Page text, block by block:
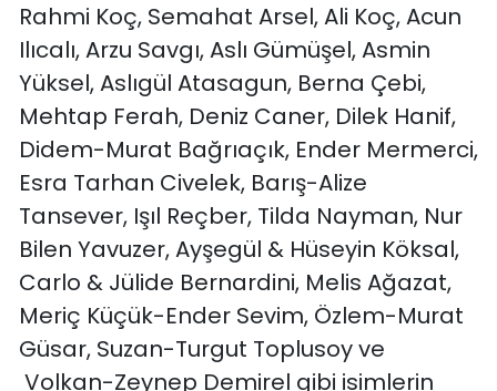
Rahmi Koç, Semahat Arsel, Ali Koç, Acun
Ilıcalı, Arzu Savgı, Aslı Gümüşel, Asmin
Yüksel, Aslıgül Atasagun, Berna Çebi,
Mehtap Ferah, Deniz Caner, Dilek Hanif,
Didem-Murat Bağrıaçık, Ender Mermerci,
Esra Tarhan Civelek, Barış-Alize
Tansever, Işıl Reçber, Tilda Nayman, Nur
Bilen Yavuzer, Ayşegül & Hüseyin Köksal,
Carlo & Jülide Bernardini, Melis Ağazat,
Meriç Küçük-Ender Sevim, Özlem-Murat
Güsar, Suzan-Turgut Toplusoy ve
Volkan-Zeynep Demirel gibi isimlerin